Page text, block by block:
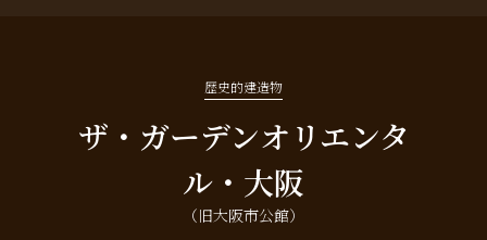
歴史的建造物
ザ・ガーデンオリエンタ
ル・大阪
（旧大阪市公館）